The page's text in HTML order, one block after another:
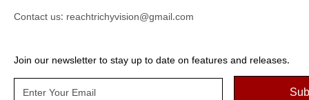
Contact us: reachtrichyvision@gmail.com
Join our newsletter to stay up to date on features and releases.